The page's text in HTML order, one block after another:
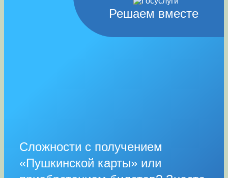
Решаем вместе
Сложности с получением
«Пушкинской карты» или